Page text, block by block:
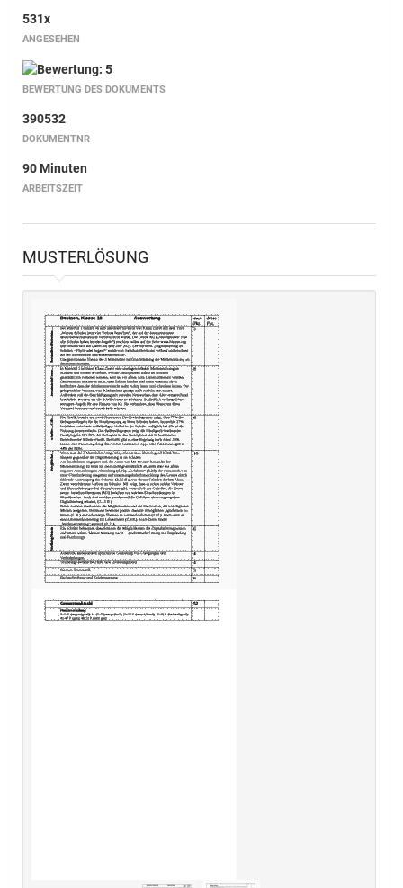
531x
ANGESEHEN
BEWERTUNG DES DOKUMENTS
390532
DOKUMENTNR
90 Minuten
ARBEITSZEIT
MUSTERLÖSUNG